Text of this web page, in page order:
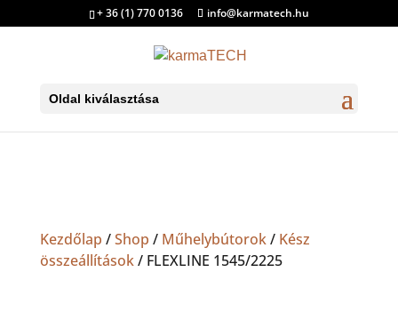
+ 36 (1) 770 0136 info@karmatech.hu
Oldal kiválasztása
Kezdőlap /Shop / Műhelybútorok/ Kész
összeállítások/ FLEXLINE 1545/2225